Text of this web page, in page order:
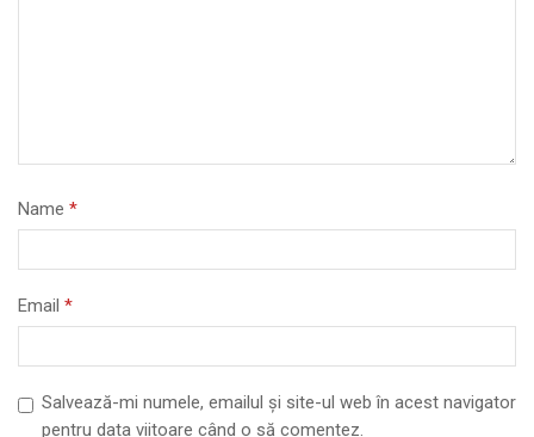
Name *
Email *
Salvează-mi numele, emailul și site-ul web în acest navigator
pentru data viitoare când o să comentez.